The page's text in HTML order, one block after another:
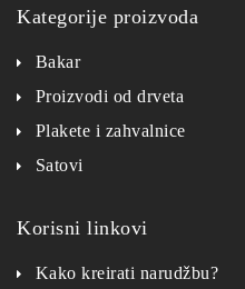
Kategorije proizvoda
Bakar
Proizvodi od drveta
Plakete i zahvalnice
Satovi
Korisni linkovi
Kako kreirati narudžbu?